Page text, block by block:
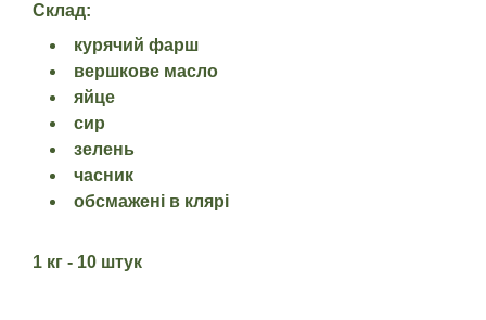
Склад:
курячий фарш
вершкове масло
яйце
сир
зелень
часник
обсмажені в клярі
1 кг - 10 штук